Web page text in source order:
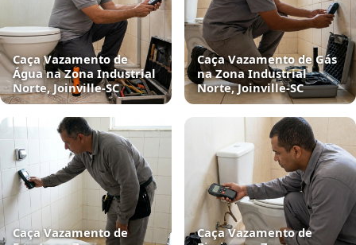
Caça Vazamento de
Água na Zona Industrial
Norte, Joinville‑SC
Caça Vazamento de Gás
na Zona Industrial
Norte, Joinville‑SC
Caça Vazamento de
Caça Vazamento de